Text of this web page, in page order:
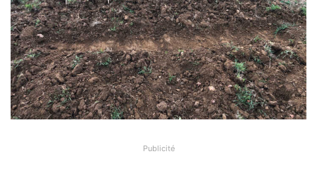
Publicité